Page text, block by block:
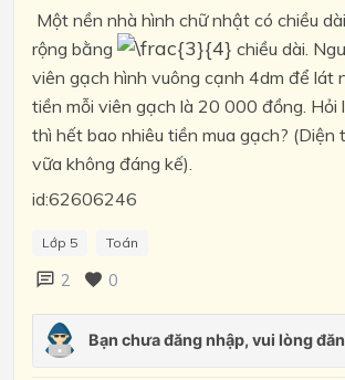
Một nền nhà hình chữ nhật có chiều
rộng bằng
chiều dài.
viên gạch hình vuông cạnh 4dm để lát
tiền mỗi viên gạch là 20 000 đồng. Hỏi
thì hết bao nhiêu tiền mua gạch? (Diện
vữa không đáng kế).
id:62606246
Lớp 5 Toán
2 0